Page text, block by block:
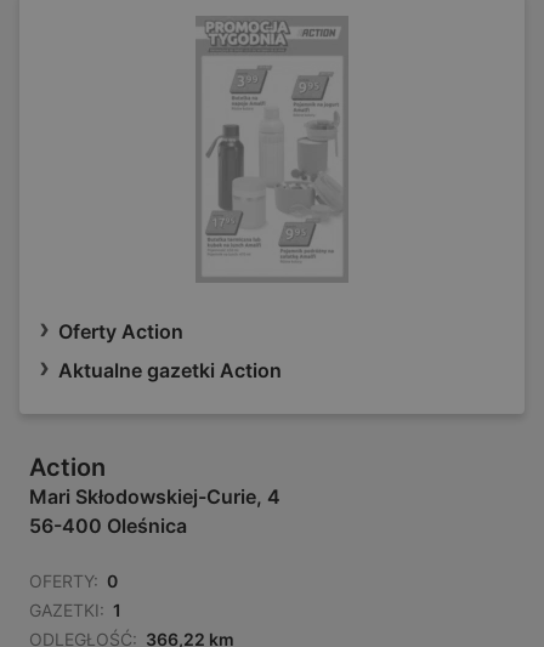
Oferty Action
Aktualne gazetki Action
Action
Mari Skłodowskiej-Curie, 4
56-400 Oleśnica
OFERTY: 0
GAZETKI: 1
ODLEGŁOŚĆ: 366,22 km